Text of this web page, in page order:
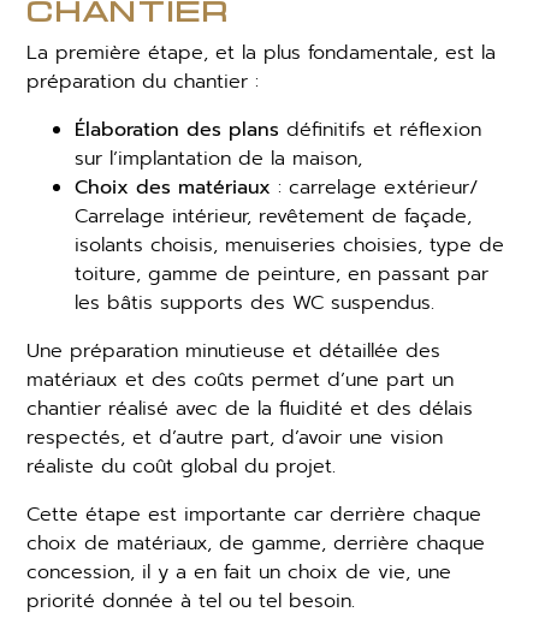
chantier
La première étape, et la plus fondamentale, est la
préparation du chantier :
Élaboration des plans définitifs et réflexion
sur l’implantation de la maison,
Choix des matériaux : carrelage extérieur/
Carrelage intérieur, revêtement de façade,
isolants choisis, menuiseries choisies, type de
toiture, gamme de peinture, en passant par
les bâtis supports des WC suspendus.
Une préparation minutieuse et détaillée des
matériaux et des coûts permet d’une part un
chantier réalisé avec de la fluidité et des délais
respectés, et d’autre part, d’avoir une vision
réaliste du coût global du projet.
Cette étape est importante car derrière chaque
choix de matériaux, de gamme, derrière chaque
concession, il y a en fait un choix de vie, une
priorité donnée à tel ou tel besoin.